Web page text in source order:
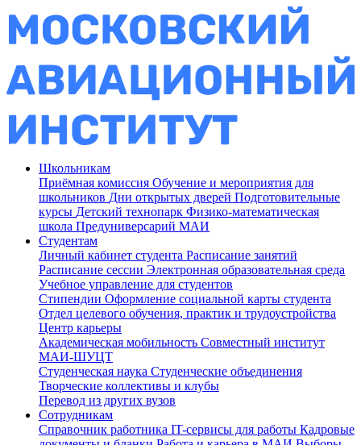
Школьникам
Приёмная комиссия Обучение и мероприятия для
школьников Дни открытых дверей Подготовительные
курсы Детский технопарк Физико-математическая
школа Предуниверсарий МАИ
Студентам
Личный кабинет студента Расписание занятий
Расписание сессии Электронная образовательная среда
Учебное управление для студентов
Стипендии Оформление социальной карты студента
Отдел целевого обучения, практик и трудоустройства
Центр карьеры
Академическая мобильность Совместный институт
МАИ-ШУЦТ
Студенческая наука Студенческие объединения
Творческие коллективы и клубы
Перевод из других вузов
Сотрудникам
Cправочник работника IT-сервисы для работы Кадровые